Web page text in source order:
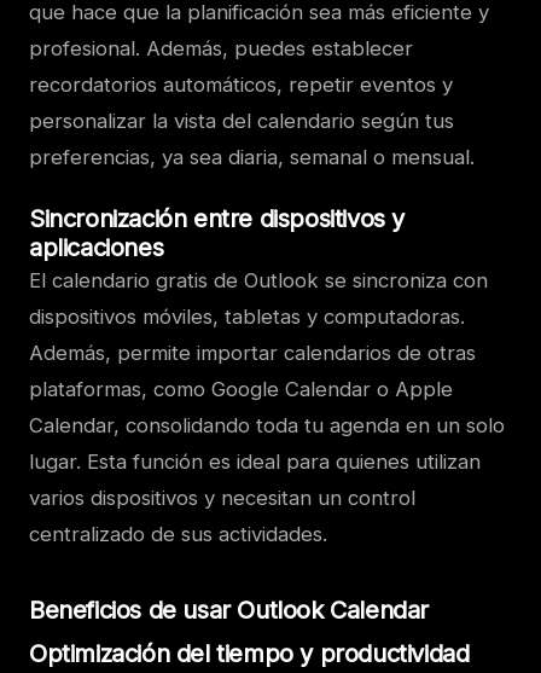
que hace que la planificación sea más eficiente y
profesional. Además, puedes establecer
recordatorios automáticos, repetir eventos y
personalizar la vista del calendario según tus
preferencias, ya sea diaria, semanal o mensual.
Sincronización entre dispositivos y
aplicaciones
El calendario gratis de Outlook se sincroniza con
dispositivos móviles, tabletas y computadoras.
Además, permite importar calendarios de otras
plataformas, como Google Calendar o Apple
Calendar, consolidando toda tu agenda en un solo
lugar. Esta función es ideal para quienes utilizan
varios dispositivos y necesitan un control
centralizado de sus actividades.
Beneficios de usar Outlook Calendar
Optimización del tiempo y productividad